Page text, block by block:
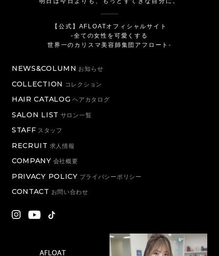
【公式】AFLOATオフィシャルサイト
-全ての女性を可愛くする
世界一のカリスマ美容師集団アフロート-
NEWS&COLUMN お知らせ
COLLECTION コレクション
HAIR CATALOG ヘアカタログ
SALON LIST サロン一覧
STAFF スタッフ
RECRUIT 求人情報
COMPANY 会社概要
PRIVACY POLICY プライバシーポリシー
CONTACT お問い合わせ